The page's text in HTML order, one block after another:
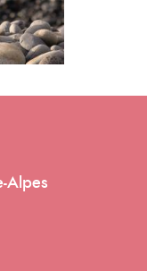
Alpes